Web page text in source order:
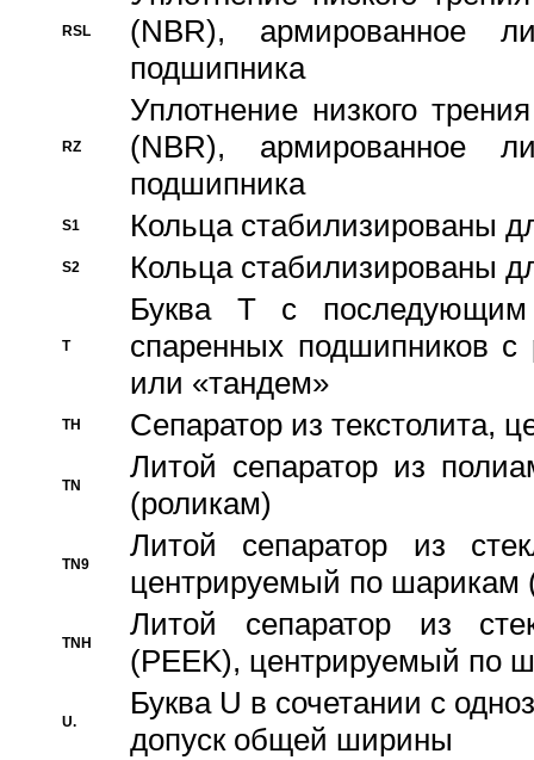
RSL
(NBR), армированное
подшипника
RZ
Уплотнение низкого
(NBR), армированное
подшипника
S1 Кольца стабилизированы
S2 Кольца стабилизированы
T
Буква T с
спаренных подшипников
или «тандем»
TH Сепаратор из текстолита,
TN
Литой сепаратор из
(роликам)
TN9
Литой сепаратор из
центрируемый по шарикам
TNH
Литой сепаратор из
(PEEK), центрируемый по
U.
Буква U в сочетании с
допуск общей ширины